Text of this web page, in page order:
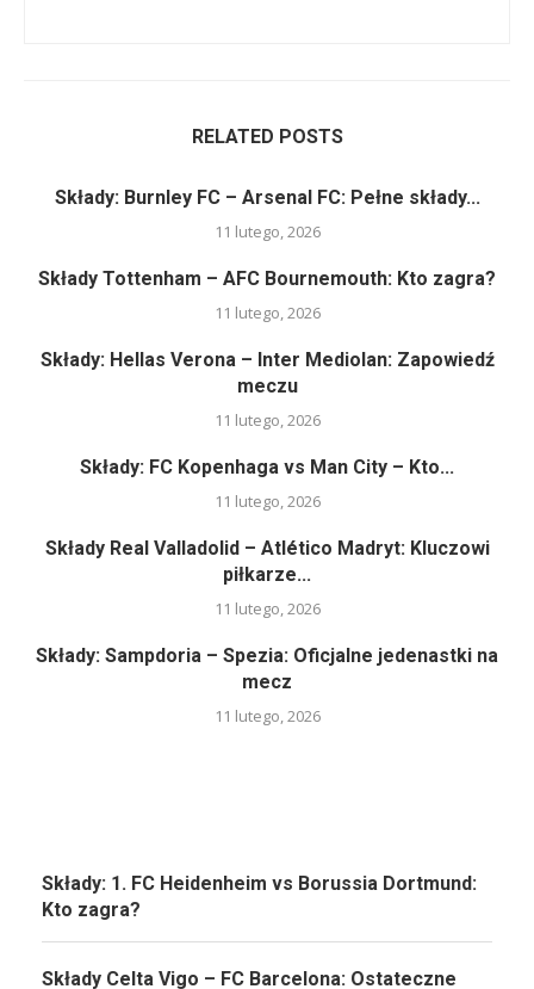
RELATED POSTS
Składy: Burnley FC – Arsenal FC: Pełne składy...
11 lutego, 2026
Składy Tottenham – AFC Bournemouth: Kto zagra?
11 lutego, 2026
Składy: Hellas Verona – Inter Mediolan: Zapowiedź
meczu
11 lutego, 2026
Składy: FC Kopenhaga vs Man City – Kto...
11 lutego, 2026
Składy Real Valladolid – Atlético Madryt: Kluczowi
piłkarze...
11 lutego, 2026
Składy: Sampdoria – Spezia: Oficjalne jedenastki na
mecz
11 lutego, 2026
Składy: 1. FC Heidenheim vs Borussia Dortmund:
Kto zagra?
Składy Celta Vigo – FC Barcelona: Ostateczne